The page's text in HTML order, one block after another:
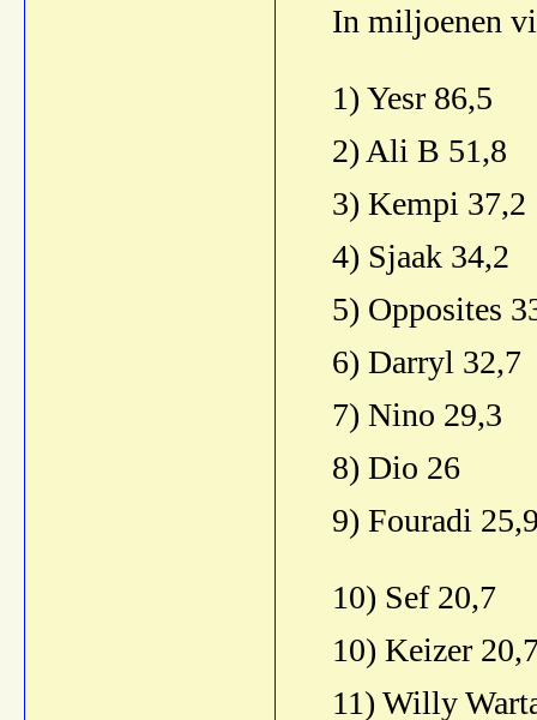
In miljoenen
1) Yesr 86,5
2) Ali B 51,8
3) Kempi 37,2
4) Sjaak 34,2
5) Opposites
6) Darryl 32,7
7) Nino 29,3
8) Dio 26
9) Fouradi
10) Sef 20,7
10) Keizer
11) Willy